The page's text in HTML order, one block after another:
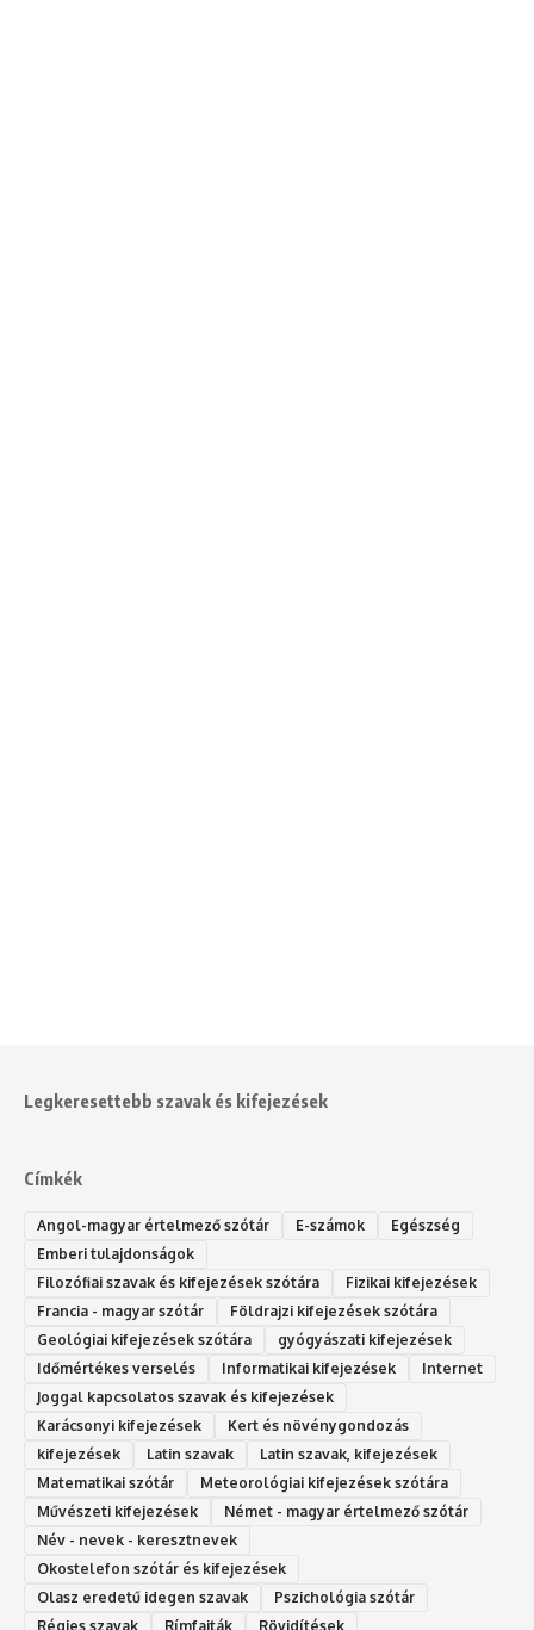
Legkeresettebb szavak és kifejezések
Címkék
Angol-magyar értelmező szótár E-számok
Egészség
Emberi tulajdonságok
Filozófiai szavak és kifejezések szótára
Fizikai kifejezések
Francia - magyar szótár
Földrajzi kifejezések szótára
Geológiai kifejezések szótára
gyógyászati kifejezések
Időmértékes verselés
Informatikai kifejezések
Internet
Joggal kapcsolatos szavak és kifejezések
Karácsonyi kifejezések
Kert és növénygondozás
kifejezések
Latin szavak
Latin szavak, kifejezések
Matematikai szótár
Meteorológiai kifejezések szótára
Művészeti kifejezések
Német - magyar értelmező szótár
Név - nevek - keresztnevek
Okostelefon szótár és kifejezések
Olasz eredetű idegen szavak
Ps‮gólohciz‬ia s‮átóz‬r
Régies szavak
Rímfajták Rövidítések